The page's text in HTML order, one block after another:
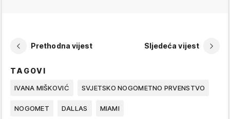
Prethodna vijest Sljedeća vijest
TAGOVI
IVANA MIŠKOVIĆ SVJETSKO NOGOMETNO PRVENSTVO
NOGOMET DALLAS MIAMI